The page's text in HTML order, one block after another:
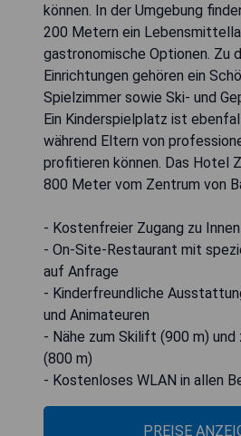
können. In der Umgebung
200 Metern ein
gastronomische Optionen. Zu
Einrichtungen gehören ein
Spielzimmer sowie Ski- und
Ein Kinderspielplatz ist
während Eltern von
profitieren können. Das Hotel
800 Meter vom Zentrum von
- Kostenfreier Zugang zu
- On-Site-Restaurant mit
auf Anfrage
- Kinderfreundliche
und Animateuren
- Nähe zum Skilift (900 m)
(800 m)
- Kostenloses WLAN in allen
PREISE